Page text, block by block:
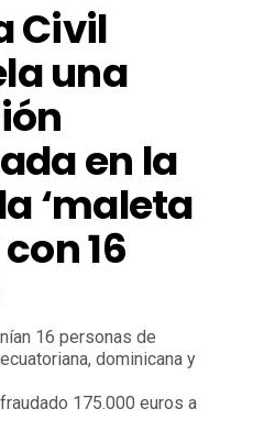
Civil
una
en la
‘maleta
16
16 personas de
dominicana y
175.000 euros a